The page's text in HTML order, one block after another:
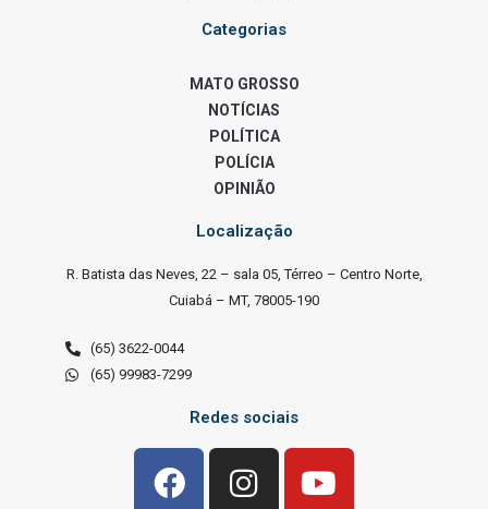
Categorias
MATO GROSSO
NOTÍCIAS
POLÍTICA
POLÍCIA
OPINIÃO
Localização
R. Batista das Neves, 22 – sala 05, Térreo – Centro Norte,
Cuiabá – MT, 78005-190
(65) 3622-0044
(65) 99983-7299
Redes sociais